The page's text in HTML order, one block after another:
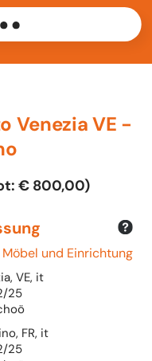
Venezia VE -
€ 800,00)
und Einrichtung
VE, it
25
FR, it
25